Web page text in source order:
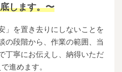
します。〜
」を置き去りにしないことを
の段階から、作業の範囲、当
丁寧にお伝えし、納得いただ
進めます。